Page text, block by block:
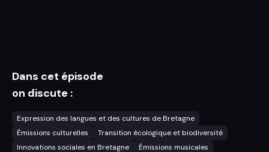
Dans cet épisode
on discute :
Expression des langues et des cultures de Bretagne
Émissions culturelles
Transition écologique et biodiversité
Innovations sociales en Bretagne
Émissions musicales